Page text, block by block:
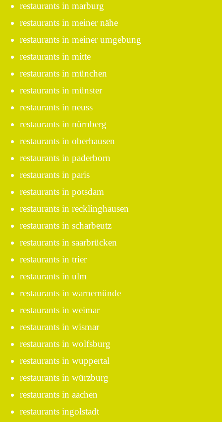
restaurants in marburg
restaurants in meiner nähe
restaurants in meiner umgebung
restaurants in mitte
restaurants in münchen
restaurants in münster
restaurants in neuss
restaurants in nürnberg
restaurants in oberhausen
restaurants in paderborn
restaurants in paris
restaurants in potsdam
restaurants in recklinghausen
restaurants in scharbeutz
restaurants in saarbrücken
restaurants in trier
restaurants in ulm
restaurants in warnemünde
restaurants in weimar
restaurants in wismar
restaurants in wolfsburg
restaurants in wuppertal
restaurants in würzburg
restaurants in aachen
restaurants ingolstadt